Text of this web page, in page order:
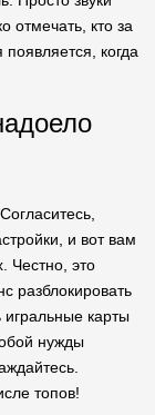
отмечать, кто за
когда
и вот вам
Честно, это
разблокировать
игральные карты
нужды
топов!